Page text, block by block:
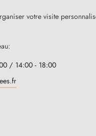
serrures de
et serrures à
votre visite
/ 14:00 - 18:00